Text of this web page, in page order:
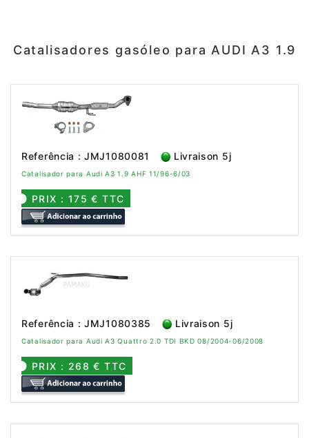
Catalisadores gasóleo para AUDI A3 1.9
Referência : JMJ1080081 Livraison 5j
Catalisador para Audi A3 1.9 AHF 11/96-6/03
PRIX : 175 € TTC
Referência : JMJ1080385 Livraison 5j
Catalisador para Audi A3 Quattro 2.0 TDI BKD 08/2004-06/2008
PRIX : 268 € TTC